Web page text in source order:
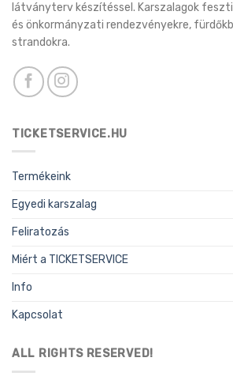
látványterv készítéssel. Karszalagok
és önkormányzati rendezvényekre,
strandokra.
TICKETSERVICE.HU
Termékeink
Egyedi karszalag
Feliratozás
Miért a TICKETSERVICE
Info
Kapcsolat
ALL RIGHTS RESERVED!